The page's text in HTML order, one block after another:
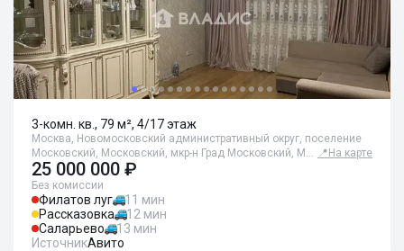
3-комн. кв., 79 м², 4/17 этаж
Москва, Новомосковский административный округ, поселение
Московский, Московский, мкр-н Град Московский, М… 📍 На карте
25 000 000 ₽
Без комиссии
Филатов луг
11 мин
Рассказовка
12 мин
Саларьево
13 мин
ИсточникАвито